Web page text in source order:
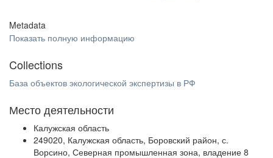
Metadata
Показать полную информацию
Collections
База объектов экологической экспертизы в РФ
Место деятельности
Калужская область
249020, Калужская область, Боровский район, с.
Ворсино, Северная промышленная зона, владение 8